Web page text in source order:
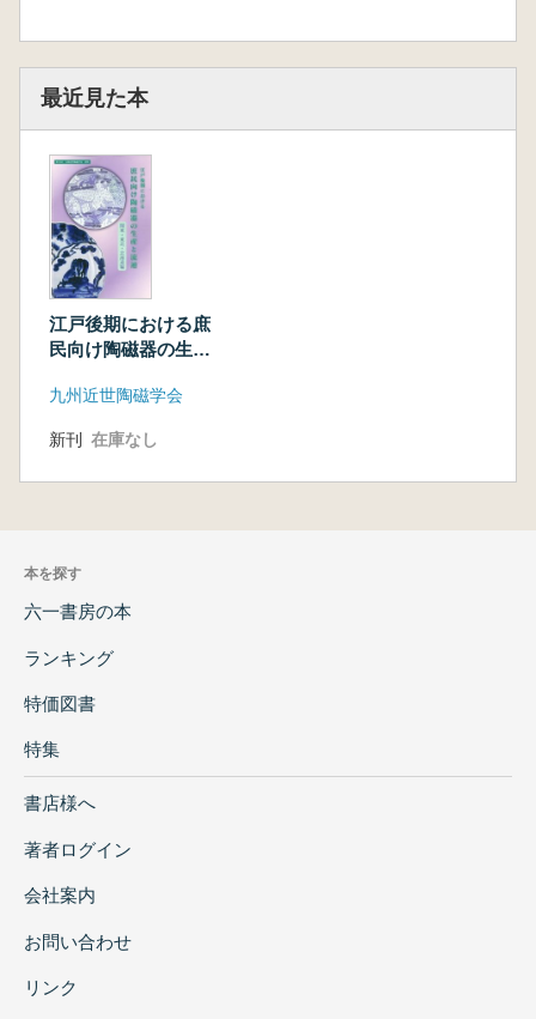
最近見た本
江戸後期における庶
民向け陶磁器の生産
北海道編)
九州近世陶磁学会
新刊 在庫なし
本を探す
六一書房の本
ランキング
特価図書
特集
書店様へ
著者ログイン
会社案内
お問い合わせ
リンク